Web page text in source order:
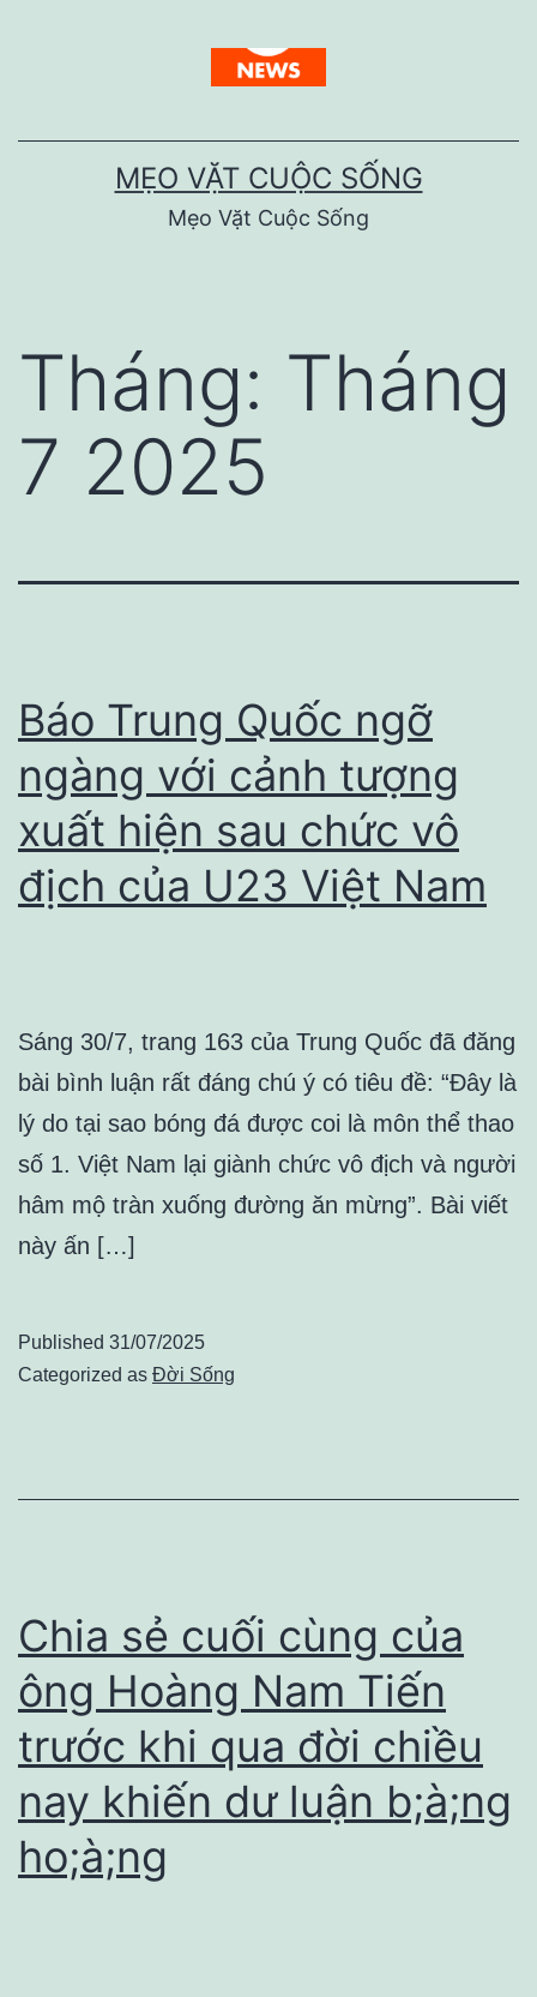
MẸO VẶT CUỘC SỐNG
Mẹo Vặt Cuộc Sống
Tháng: Tháng
7 2025
Báo Trung Quốc ngỡ
ngàng với cảnh tượng
xuất hiện sau chức vô
địch của U23 Việt Nam
Sáng 30/7, trang 163 của Trung Quốc đã đăng
bài bình luận rất đáng chú ý có tiêu đề: “Đây là
lý do tại sao bóng đá được coi là môn thể thao
số 1. Việt Nam lại giành chức vô địch và người
hâm mộ tràn xuống đường ăn mừng”. Bài viết
này ấn […]
Published 31/07/2025
Categorized as Đời Sống
Chia sẻ cuối cùng của
ông Hoàng Nam Tiến
trước khi qua đời chiều
nay khiến dư luận b;à;ng
ho;à;ng